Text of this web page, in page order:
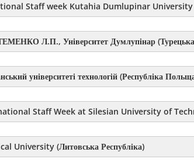
Staff week Kutahia Dumlupinar University
Л.П., Університет Думлупінар (Турецька
університеті технологій (Республіка
Staff Week at Silesian University of
(Литовська Республіка)